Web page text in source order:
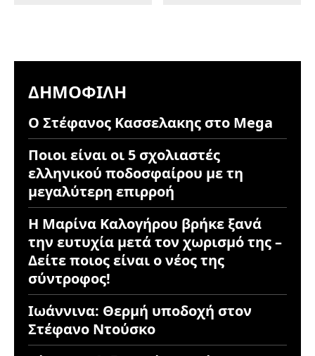
ΔΗΜΟΦΙΛΉ
Ο Στέφανος Κασσελακης στο Mega
Ποιοι είναι οι 5 σχολιαστές
ελληνικού ποδοσφαίρου με τη
μεγαλύτερη επιρροή
Η Μαρίνα Καλογήρου βρήκε ξανά
την ευτυχία μετά τον χωρισμό της –
Δείτε ποιος είναι ο νέος της
σύντροφος!
Ιωάννινα: Θερμή υποδοχή στον
Στέφανο Ντούσκο